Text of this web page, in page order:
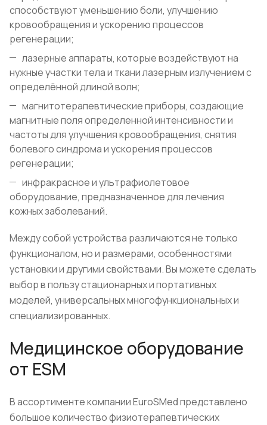
способствуют уменьшению боли, улучшению
кровообращения и ускорению процессов
регенерации;
лазерные аппараты, которые воздействуют на
нужные участки тела и ткани лазерным излучением с
определённой длиной волн;
магнитотерапевтические приборы, создающие
магнитные поля определенной интенсивности и
частоты для улучшения кровообращения, снятия
болевого синдрома и ускорения процессов
регенерации;
инфракрасное и ультрафиолетовое
оборудование, предназначенное для лечения
кожных заболеваний.
Между собой устройства различаются не только
функционалом, но и размерами, особенностями
установки и другими свойствами. Вы можете сделать
выбор в пользу стационарных и портативных
моделей, универсальных многофункциональных и
специализированных.
Медицинское оборудование
от ESM
В ассортименте компании EuroSMed представлено
большое количество физиотерапевтических